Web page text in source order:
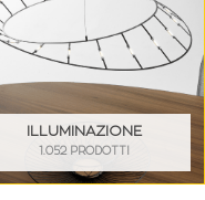
ILLUMINAZIONE
1.052 PRODOTTI